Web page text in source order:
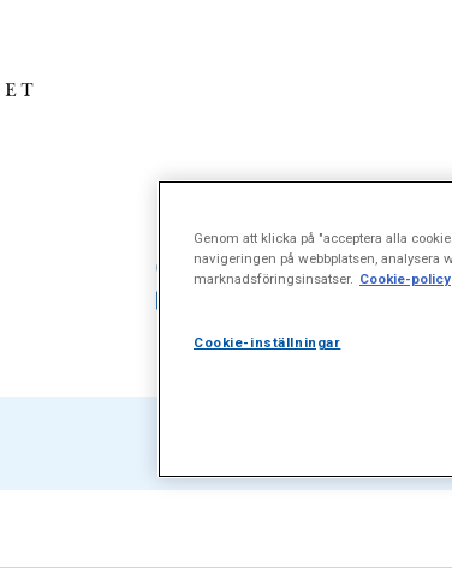
Genom att klicka på "acceptera alla
navigeringen på webbplatsen, analysera
marknadsföringsinsatser. Cookie-policy
Cookie-inställningar